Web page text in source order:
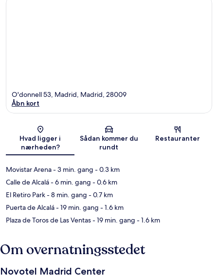
Kort
O'donnell 53, Madrid, Madrid, 28009
Åbn kort
Hvad ligger i
nærheden?
Sådan kommer du
rundt
Restauranter
Movistar Arena- 3 min. gang - 0.3 km
Calle de Alcalá- 6 min. gang - 0.6 km
El Retiro Park- 8 min. gang - 0.7 km
Puerta de Alcalá- 19 min. gang - 1.6 km
Plaza de Toros de Las Ventas- 19 min. gang - 1.6 km
Om overnatningsstedet
Novotel Madrid Center